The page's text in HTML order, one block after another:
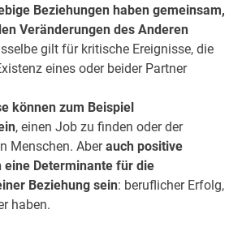
Beziehungen haben gemeinsam,
Veränderungen des Anderen
gilt für kritische Ereignisse, die
eines oder beider Partner
können zum Beispiel
, einen Job zu finden oder der
Menschen. Aberauch positive
eine Determinante für die
Beziehung sein: beruflicher Erfolg,
haben.